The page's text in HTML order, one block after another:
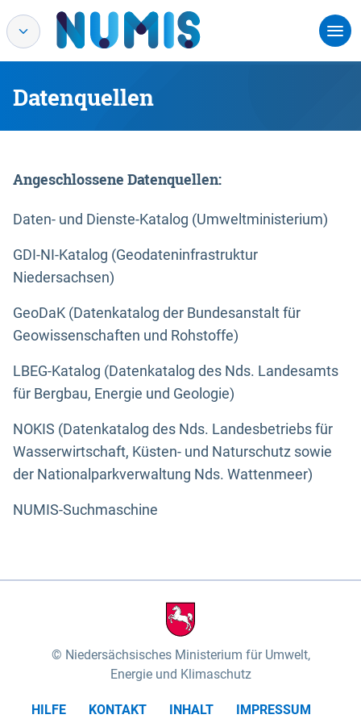
Datenquellen
Angeschlossene Datenquellen:
Daten- und Dienste-Katalog (Umweltministerium)
GDI-NI-Katalog (Geodateninfrastruktur
Niedersachsen)
GeoDaK (Datenkatalog der Bundesanstalt für
Geowissenschaften und Rohstoffe)
LBEG-Katalog (Datenkatalog des Nds. Landesamts
für Bergbau, Energie und Geologie)
NOKIS (Datenkatalog des Nds. Landesbetriebs für
Wasserwirtschaft, Küsten- und Naturschutz sowie
der Nationalparkverwaltung Nds. Wattenmeer)
NUMIS-Suchmaschine
Niedersächsisches Ministerium für Umwelt,
Energie und Klimaschutz
HILFE KONTAKT INHALT
IMPRESSUM